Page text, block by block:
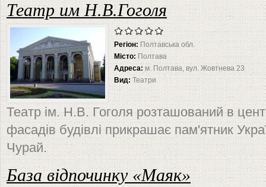
Театр им Н.В.Гоголя
Регіон: Полтавська обл.
Місто: Полтава
Адреса: м. Полтава, вул. Жовтнева 23
Вид:Театри
Театр ім. Н.В. Гоголя розташований в
фасадів будівлі прикрашає пам'ятник
Чурай.
База відпочинку «Маяк»